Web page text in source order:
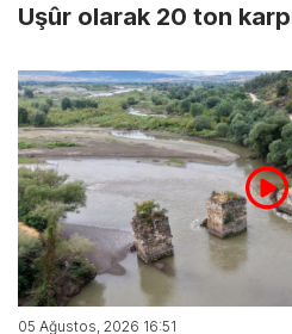
Uşûr olarak 20 ton
05 Ağustos, 2026 16:51